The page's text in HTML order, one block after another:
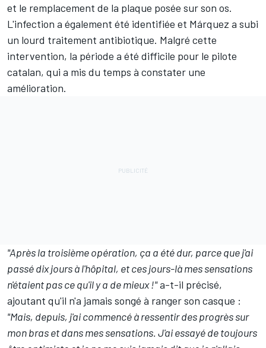
et le remplacement de la plaque posée sur son os.
L'infection a également été identifiée et Márquez a subi
un lourd traitement antibiotique. Malgré cette
intervention, la période a été difficile pour le pilote
catalan, qui a mis du temps à constater une
amélioration.
"Après la troisième opération, ça a été dur, parce que j'ai
passé dix jours à l'hôpital, et ces jours-là mes sensations
n'étaient pas ce qu'il y a de mieux !"a-t-il précisé,
ajoutant qu'il n'a jamais songé à ranger son casque :
"Mais, depuis, j'ai commencé à ressentir des progrès sur
mon bras et dans mes sensations. J'ai essayé de toujours